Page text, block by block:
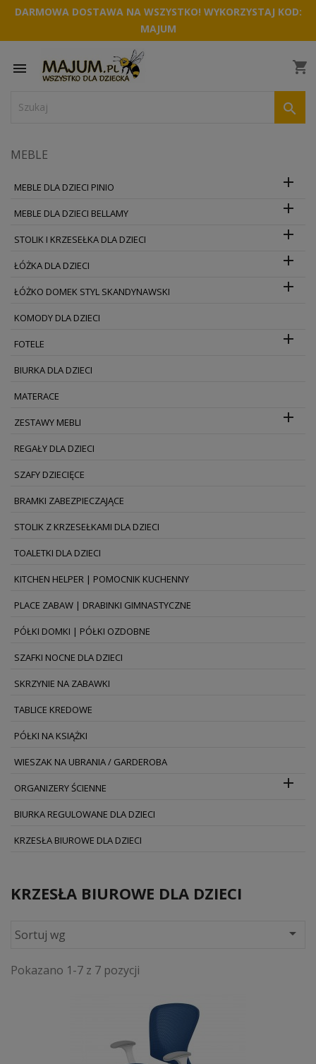
DARMOWA DOSTAWA NA WSZYSTKO! WYKORZYSTAJ KOD:
MAJUM
 shopping_cart

MEBLE
MEBLE DLA DZIECI PINIO 
MEBLE DLA DZIECI BELLAMY 
STOLIK I KRZESEŁKA DLA DZIECI 
ŁÓŻKA DLA DZIECI 
ŁÓŻKO DOMEK STYL SKANDYNAWSKI 
KOMODY DLA DZIECI
FOTELE 
BIURKA DLA DZIECI
MATERACE
ZESTAWY MEBLI 
REGAŁY DLA DZIECI
SZAFY DZIECIĘCE
BRAMKI ZABEZPIECZAJĄCE
STOLIK Z KRZESEŁKAMI DLA DZIECI
TOALETKI DLA DZIECI
KITCHEN HELPER | POMOCNIK KUCHENNY
PLACE ZABAW | DRABINKI GIMNASTYCZNE
PÓŁKI DOMKI | PÓŁKI OZDOBNE
SZAFKI NOCNE DLA DZIECI
SKRZYNIE NA ZABAWKI
TABLICE KREDOWE
PÓŁKI NA KSIĄŻKI
WIESZAK NA UBRANIA / GARDEROBA
ORGANIZERY ŚCIENNE 
BIURKA REGULOWANE DLA DZIECI
KRZESŁA BIUROWE DLA DZIECI
KRZESŁA BIUROWE DLA DZIECI
Sortuj wg 
Pokazano 1-7 z 7 pozycji